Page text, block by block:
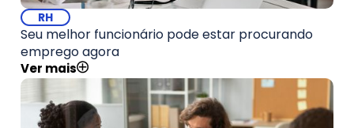
RH
Seu melhor funcionário pode estar procurando
emprego agora
Ver mais